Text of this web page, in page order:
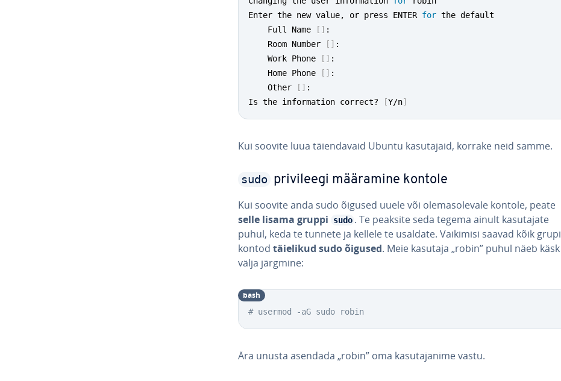
Enter the new value, or press ENTER for the default
	Full Name
[ ] :
	Room Number
[ ] :
	Work Phone
[ ] :
	Home Phone
[ ] :
	Other
[ ] :
Is the information correct?
[Y/n]
Kui soovite luua täien­da­vaid Ubuntu ka­su­ta­jaid, korrake neid samme.
sudo pri­vi­leegi määramine kontole
Kui soovite anda sudo õigused uuele või ole­mas­ole­vale kontole, peate
selle lisama gruppi
sudo . Te peaksite seda tegema ainult ka­su­ta­jate
puhul, keda te tunnete ja kellele te usaldate. Vaikimisi saavad kõik grupi
kontod täielikud sudo õigused. Meie kasutaja „robin” puhul näeb käsk
välja järgmine:
# usermod -aG sudo robin
bash
Ära unusta asendada „robin” oma ka­su­ta­ja­nime vastu.